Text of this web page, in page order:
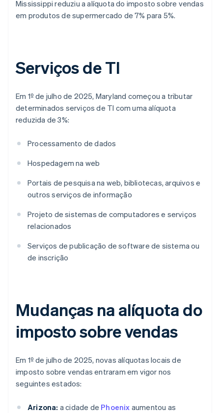
Mississippi reduziu a alíquota do imposto sobre vendas
em produtos de supermercado de 7% para 5%.
Serviços de TI
Em 1º de julho de 2025, Maryland começou a tributar
determinados serviços de TI com uma alíquota
reduzida de 3%:
Processamento de dados
Hospedagem na web
Portais de pesquisa na web, bibliotecas, arquivos e
outros serviços de informação
Projeto de sistemas de computadores e serviços
relacionados
Serviços de publicação de software de sistema ou
de inscrição
Mudanças na alíquota do
imposto sobre vendas
Em 1º de julho de 2025, novas alíquotas locais de
imposto sobre vendas entraram em vigor nos
seguintes estados:
Arizona: a cidade de Phoenix aumentou as